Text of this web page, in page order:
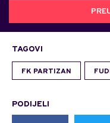
TAGOVI
FK PARTIZAN
PODIJELI